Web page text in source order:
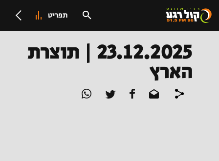
תפריט
23.12.2025 | תוצרת
הארץ